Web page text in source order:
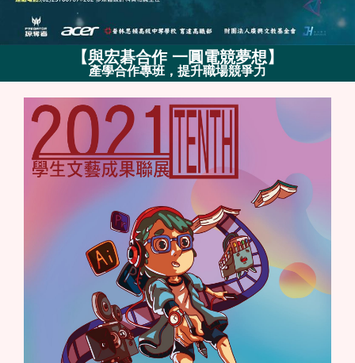
【與宏碁合作 一圓電競夢想】
產學合作專班，提升職場競爭力